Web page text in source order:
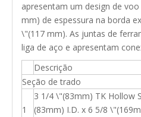
apresentam um design de
mm) de espessura na borda
\"(117 mm). As juntas de
liga de aço e apresentam
Descrição
Seção de trado
1
3 1/4 \"(83mm) TK Hollow
(83mm) I.D. x 6 5/8